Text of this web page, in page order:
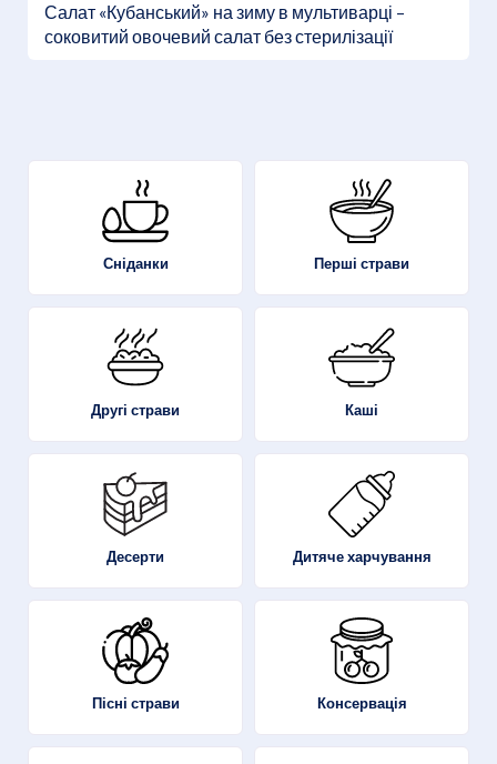
Салат «Кубанський» на зиму в мультиварці –
соковитий овочевий салат без стерилізації
Сніданки Перші страви
Другі страви Каші
Десерти Дитяче харчування
Пісні страви Консервація